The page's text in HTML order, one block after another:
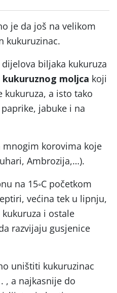
je da još na velikom
kukuruzinac.
biljaka kukuruza
kukuruznog moljca koji
kukuruza, a isto tako
jabuke i na
mnogim korovima koje
Ambrozija,…).
na 15◦C početkom
većina tek u lipnju,
i ostale
razvijaju gusjenice
uništiti kukuruzinac
, a najkasnije do